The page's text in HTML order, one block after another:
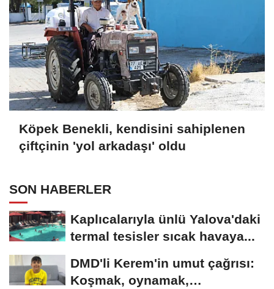
Köpek Benekli, kendisini sahiplenen
çiftçinin 'yol arkadaşı' oldu
SON HABERLER
Kaplıcalarıyla ünlü Yalova'daki
termal tesisler sıcak havaya...
DMD'li Kerem'in umut çağrısı:
Koşmak, oynamak,